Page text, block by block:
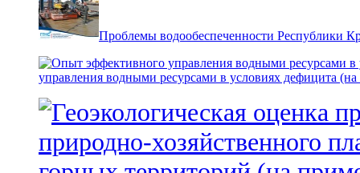
Проблемы водообеспеченности Республики
управления водными ресурсами в условиях дефицита